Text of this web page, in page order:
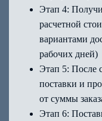
Этап 4:
расчетной
вариантами
рабочих дней)
Этап 5: После
поставки и
от суммы
Этап 6: